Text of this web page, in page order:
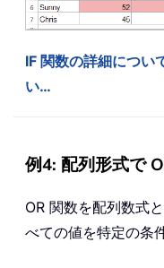
IF 関数の詳細につい
い…
例4: 配列形式で
OR 関数を配列数式
べての値を特定の条